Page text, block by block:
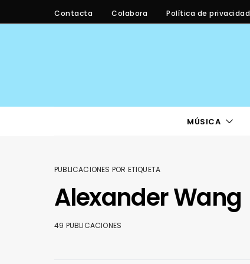
Contacta Colabora Política de privacidad
MÚSICA
PUBLICACIONES POR ETIQUETA
Alexander Wang
49 PUBLICACIONES